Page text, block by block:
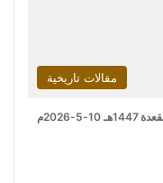
مقالات تاريخية